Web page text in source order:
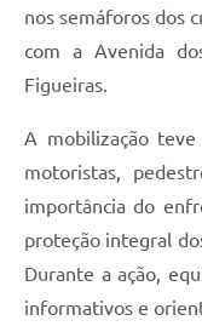
nos semáforos dos
com a Avenida
Figueiras.
A mobilização
motoristas,
importância do
proteção integral
Durante a ação,
informativos e